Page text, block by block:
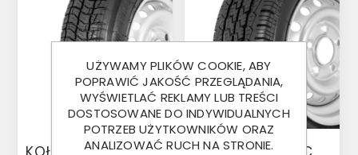
UŻYWAMY PLIKÓW COOKIE, ABY
POPRAWIĆ JAKOŚĆ PRZEGLĄDANIA,
WYŚWIETLAĆ REKLAMY LUB TREŚCI
DOSTOSOWANE DO INDYWIDUALNYCH
POTRZEB UŻYTKOWNIKÓW ORAZ
ANALIZOWAĆ RUCH NA STRONIE.